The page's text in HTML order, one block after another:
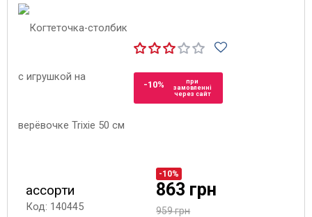
-10%
при
замовленні
через сайт
ассорти
Код: 140445
-10%
863 грн
959 грн